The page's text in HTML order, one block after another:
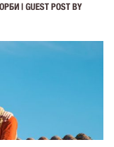
| GUEST POST BY